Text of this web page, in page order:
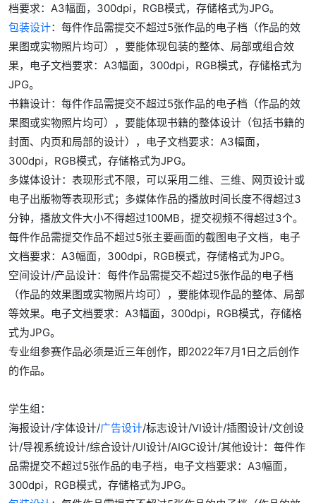
档要求：A3幅面，300dpi，RGB模式，存储格式为JPG。
包装设计：每件作品需提交不超过5张作品的电子档（作品的效
果图或实物照片均可），要能体现包装的整体、局部或组合效
果，电子文档要求：A3幅面，300dpi，RGB模式，存储格式为
JPG。
书籍设计：每件作品需提交不超过5张作品的电子档（作品的效
果图或实物照片均可），要能体现书籍的整体设计（包括书籍的
封面、内页和局部的设计），电子文档要求：A3幅面，
300dpi，RGB模式，存储格式为JPG。
多媒体设计：表现形式不限，可以采用二维、三维、网页设计或
电子出版物等表现形式；多媒体作品的播放时间长度不得超过3
分钟，播放文件大小不得超过100MB，提交视频不得超过3个。
每件作品需提交作品不超过5张主要画面的截图电子文档，电子
文档要求：A3幅面，300dpi，RGB模式，存储格式为JPG。
空间设计/产品设计：每件作品需提交不超过5张作品的电子档
（作品的效果图或实物照片均可），要能体现作品的整体、局部
等效果。电子文档要求：A3幅面，300dpi，RGB模式，存储格
式为JPG。
专业组参赛作品必须是近三年创作，即2022年7月1日之后创作
的作品。
学生组：
海报设计/字体设计/广告设计/标志设计/VI设计/插图设计/文创设
计/导视系统设计/综合设计/UI设计/AIGC设计/其他设计：每件作
品需提交不超过5张作品的电子档，电子文档要求：A3幅面，
300dpi，RGB模式，存储格式为JPG。